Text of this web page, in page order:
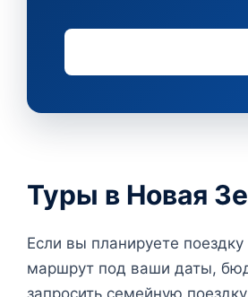
Туры в Новая
Если вы планируете
маршрут под ваши даты,
запросить семейную